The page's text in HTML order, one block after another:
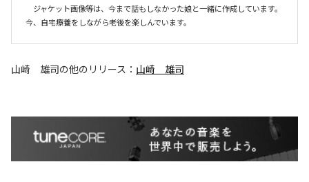
ジャケット画像等は、今まで話もしなかった娘と一緒に作成しています。
今、自宅療養をしながら老後を楽しんでいます。
山崎 雄司の他のリリース： 山崎 雄司